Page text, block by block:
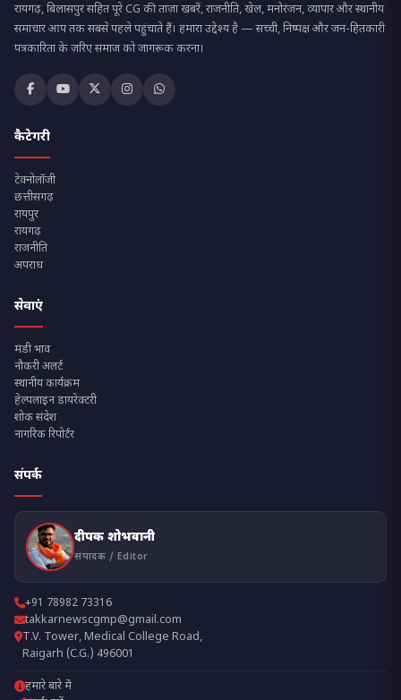
रायगढ़, बिलासपुर सहित पूरे CG की ताज़ा खबरें, राजनीति, खेल, मनोरंजन, व्यापार और स्थानीय
समाचार आप तक सबसे पहले पहुंचाते हैं। हमारा उद्देश्य है — सच्ची, निष्पक्ष और जन-हितकारी
पत्रकारिता के ज़रिए समाज को जागरूक करना।
कैटेगरी
टेक्नोलॉजी
छत्तीसगढ़
रायपुर
रायगढ़
राजनीति
अपराध
सेवाएं
मंडी भाव
नौकरी अलर्ट
स्थानीय कार्यक्रम
हेल्पलाइन डायरेक्टरी
शोक संदेश
नागरिक रिपोर्टर
संपर्क
दीपक शोभवानी
संपादक / Editor
+91 78982 73316
takkarnewscgmp@gmail.com
T.V. Tower, Medical College Road,
Raigarh (C.G.) 496001
हमारे बारे में